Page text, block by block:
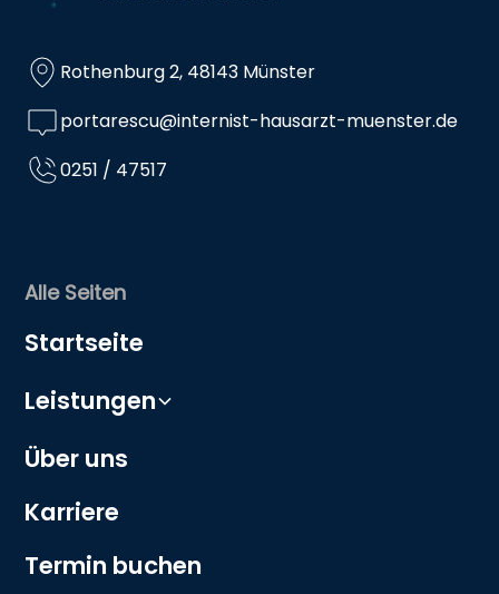
Rothenburg 2, 48143 Münster
portarescu@internist-hausarzt-muenster.de
0251 / 47517
Alle Seiten
Startseite
Leistungen
Über uns
Karriere
Termin buchen